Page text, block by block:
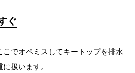
ぐ
こでオペミスしてキートップを排水
扱います。